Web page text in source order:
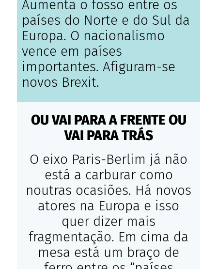
Aumenta o fosso entre os
países do Norte e do Sul da
Europa. O nacionalismo
vence em países
importantes. Afiguram-se
novos Brexit.
OU VAI PARA A FRENTE OU
VAI PARA TRÁS
O eixo Paris-Berlim já não
está a carburar como
noutras ocasiões. Há novos
atores na Europa e isso
quer dizer mais
fragmentação. Em cima da
mesa está um braço de